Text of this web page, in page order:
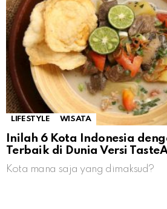
LIFESTYLE WISATA
Inilah 6 Kota Indonesia
Terbaik di Dunia Versi
Kota mana saja yang dimaksud?